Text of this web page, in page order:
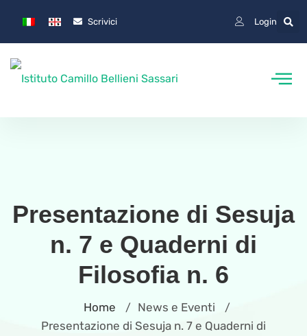
Scrivici Login
Presentazione di Sesuja
n. 7 e Quaderni di
Filosofia n. 6
Home / News e Eventi /
Presentazione di Sesuja n. 7 e Quaderni di